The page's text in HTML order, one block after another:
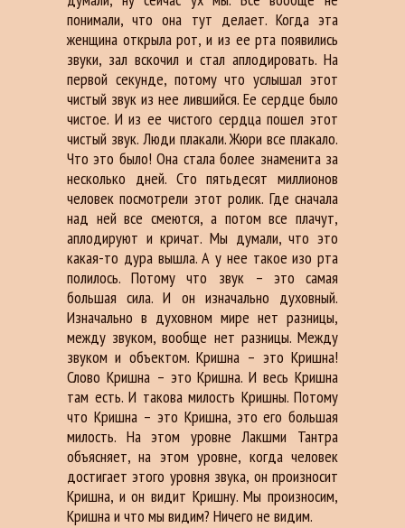
понимали, что она тут делает. Когда эта
женщина открыла рот, и из ее рта появились
звуки, зал вскочил и стал аплодировать. На
первой секунде, потому что услышал этот
чистый звук из нее лившийся. Ее сердце было
чистое. И из ее чистого сердца пошел этот
чистый звук. Люди плакали. Жюри все плакало.
Что это было! Она стала более знаменита за
несколько дней. Сто пятьдесят миллионов
человек посмотрели этот ролик. Где сначала
над ней все смеются, а потом все плачут,
аплодируют и кричат. Мы думали, что это
какая-то дура вышла. А у нее такое изо рта
полилось. Потому что звук – это самая
большая сила. И он изначально духовный.
Изначально в духовном мире нет разницы,
между звуком, вообще нет разницы. Между
звуком и объектом. Кришна – это Кришна!
Слово Кришна – это Кришна. И весь Кришна
там есть. И такова милость Кришны. Потому
что Кришна – это Кришна, это его большая
милость. На этом уровне Лакшми Тантра
объясняет, на этом уровне, когда человек
достигает этого уровня звука, он произносит
Кришна, и он видит Кришну. Мы произносим,
Кришна и что мы видим? Ничего не видим.